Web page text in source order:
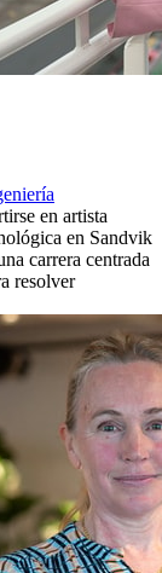
en artista
en Sandvik
carrera centrada
resolver